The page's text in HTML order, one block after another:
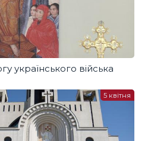
українського війська
5 квітня